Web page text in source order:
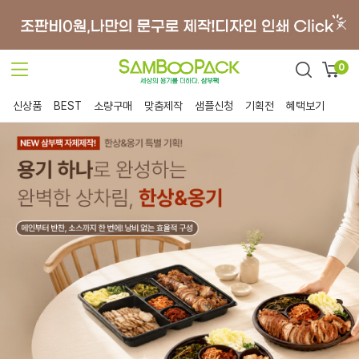
0
신상품 BEST 소량구매 맞춤제작 샘플신청 기획전 혜택보기